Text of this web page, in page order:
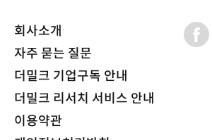
연결한 '융합형 기술 플랫폼'으로 설계됐다는 점이다.
넘어, 실제 산업 현장에 적용 가능한 ‘돈 되는 혁신 기
제시하겠다는 구상이다.👉사전등록하러 가기
회사소개
자주 묻는 질문
더밀크 기업구독 안내
더밀크 리서치 서비스 안내
이용약관